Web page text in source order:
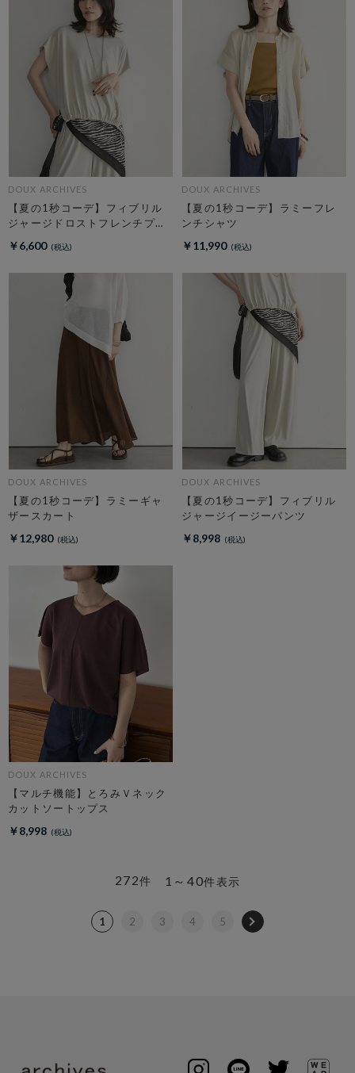
DOUX ARCHIVES
【夏の1秒コーデ】フィブリル
ジャージドロストフレンチプル
￥6,600
DOUX ARCHIVES
【夏の1秒コーデ】ラミーフレ
ンチシャツ
￥11,990
DOUX ARCHIVES
【夏の1秒コーデ】ラミーギャ
ザースカート
￥12,980
DOUX ARCHIVES
【夏の1秒コーデ】フィブリル
ジャージイージーパンツ
￥8,998
DOUX ARCHIVES
【マルチ機能】とろみＶネック
カットソートップス
￥8,998
1～40件表示
272件
1 2 3 4 5